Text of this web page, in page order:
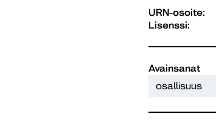
URN-osoite:
Lisenssi:
Avainsanat
osallisuus